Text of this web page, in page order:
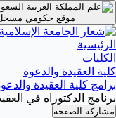
موقع حكومي مسجل
الرئيسية
الكليات
كلية العقيدة والدعوة
برامج كلية العقيدة
برنامج الدكتوراه في
مشاركة الصفحة